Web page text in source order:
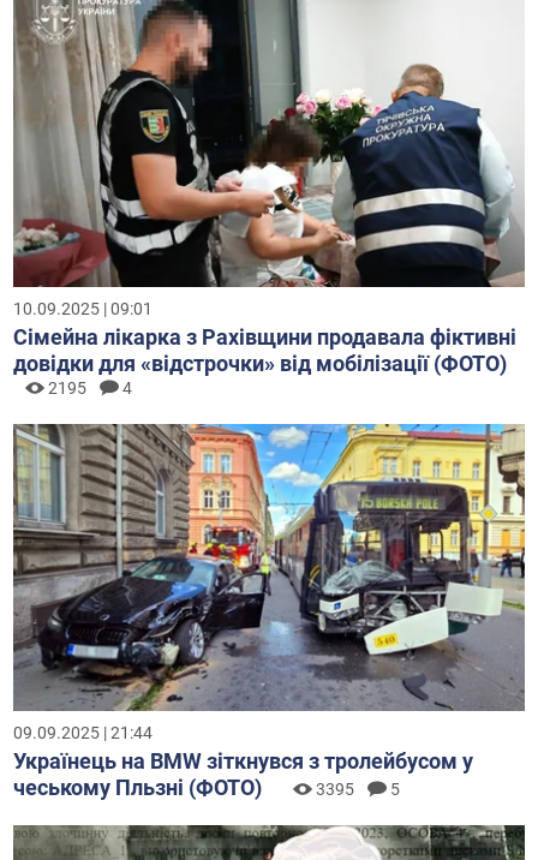
10.09.2025 | 09:01
Сімейна лікарка з Рахівщини продавала фіктивні
довідки для «відстрочки» від мобілізації (ФОТО)
2195 4
09.09.2025 | 21:44
Українець на BMW зіткнувся з тролейбусом у
чеському Пльзні (ФОТО)
3395 5